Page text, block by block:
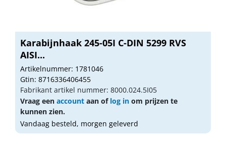
Karabijnhaak 245-05I C-DIN 5299 RVS
AISI...
Artikelnummer: 1781046
Gtin: 8716336406455
Fabrikant artikel nummer: 8000.024.5I05
Vraag een account aan of log in om prijzen te
kunnen zien.
Vandaag besteld, morgen geleverd